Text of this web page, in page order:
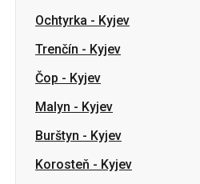
Ochtyrka - Kyjev
Trenčín - Kyjev
Čop - Kyjev
Malyn - Kyjev
Burštyn - Kyjev
Korosteň - Kyjev